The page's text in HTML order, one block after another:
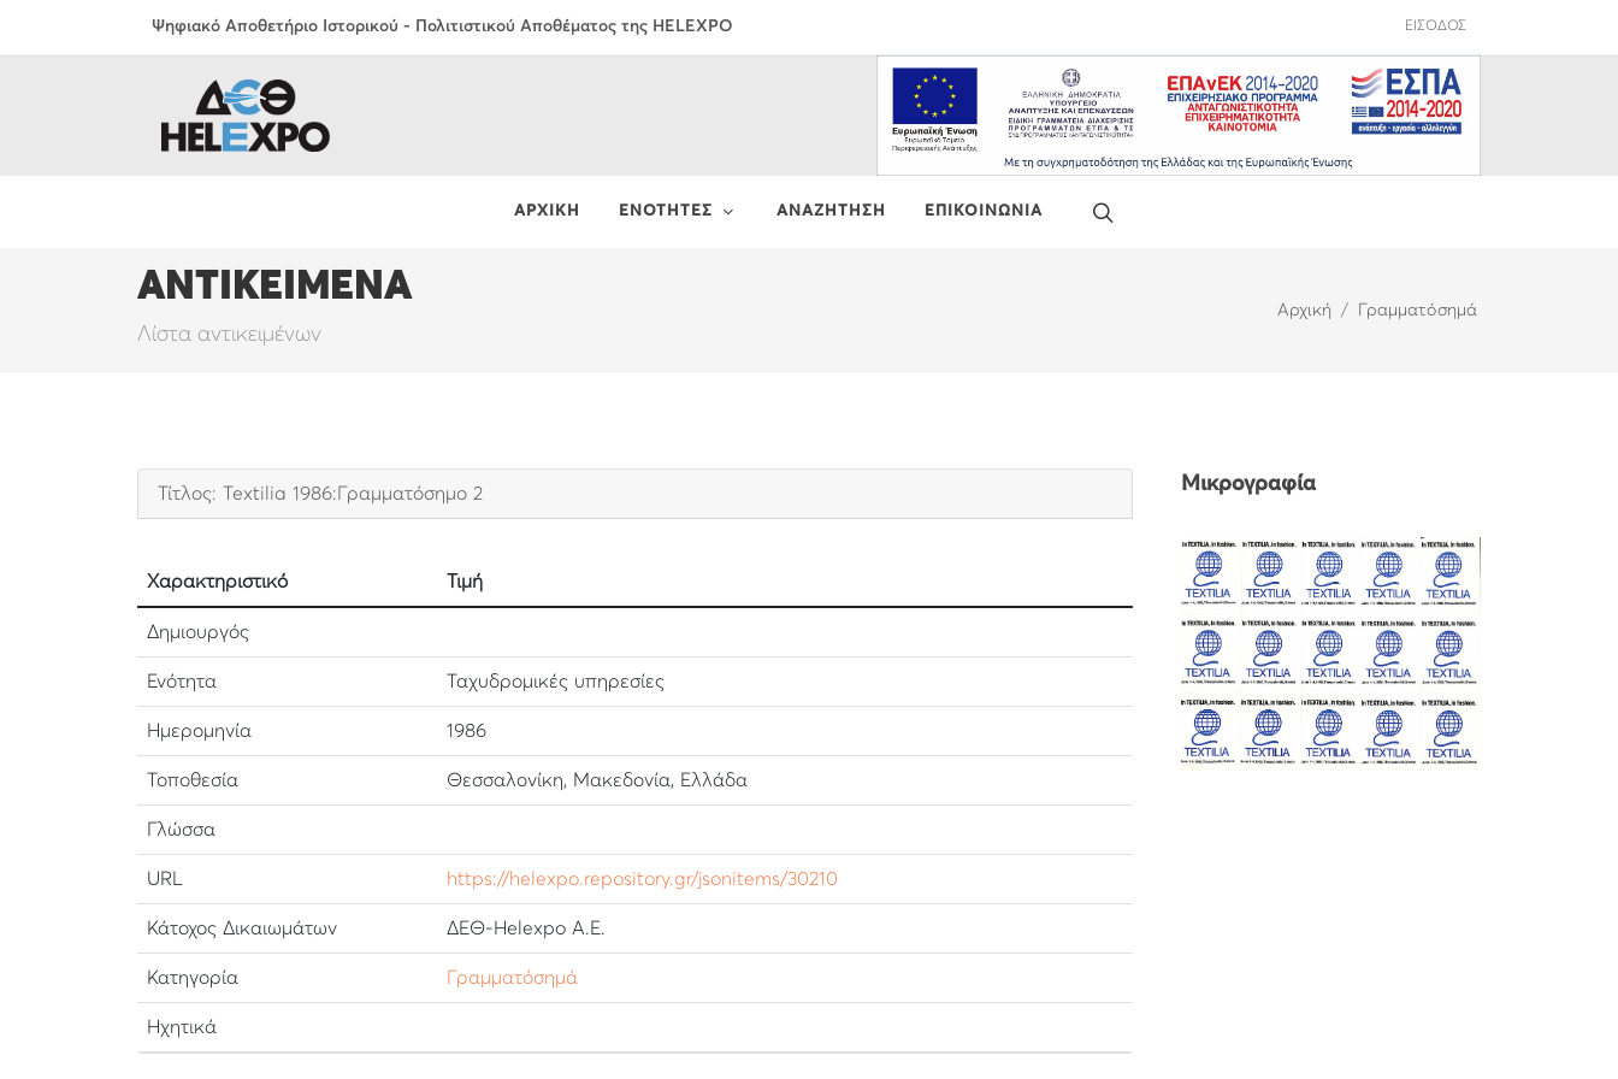
Ψηφιακό Αποθετήριο Ιστορικού - Πολιτιστικού Αποθέματος της HELEXPO ΕΙΣΟΔΟΣ
ΑΡΧΙΚΗ ΕΝΟΤΗΤΕΣ ΑΝΑΖΗΤΗΣΗ ΕΠΙΚΟΙΝΩΝΙΑ
ΑΝΤΙΚΕΙΜΕΝΑ
Λίστα αντικειμένων
Αρχική Γραμματόσημά
Τίτλος: Textilia 1986:Γραμματόσημο 2
Χαρακτηριστικό Τιμή
Δημιουργός
Ενότητα Ταχυδρομικές υπηρεσίες
Ημερομηνία 1986
Τοποθεσία Θεσσαλονίκη, Μακεδονία, Ελλάδα
Γλώσσα
URL https://helexpo.repository.gr/jsonitems/30210
Κάτοχος Δικαιωμάτων ΔΕΘ-Helexpo Α.Ε.
Κατηγορία Γραμματόσημά
Ηχητικά
Μικρογραφία